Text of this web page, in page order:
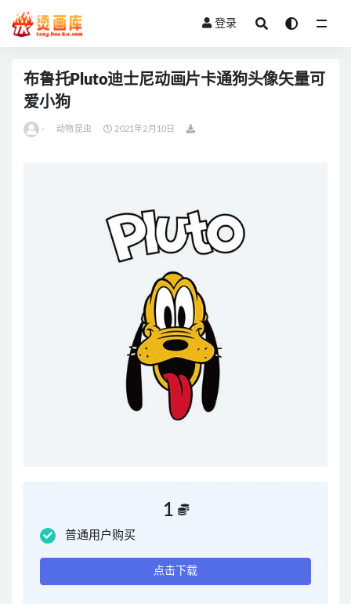
登录
布鲁托Pluto迪士尼动画片卡通狗头像矢量可
爱小狗
- 动物昆虫 2021年2月10日
1
普通用户购买
点击下载